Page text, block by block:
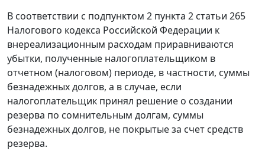
В соответствии с подпунктом 2 пункта 2 статьи 265
Налогового кодекса Российской Федерации к
внереализационным расходам приравниваются
убытки, полученные налогоплательщиком в
отчетном (налоговом) периоде, в частности, суммы
безнадежных долгов, а в случае, если
налогоплательщик принял решение о создании
резерва по сомнительным долгам, суммы
безнадежных долгов, не покрытые за счет средств
резерва.